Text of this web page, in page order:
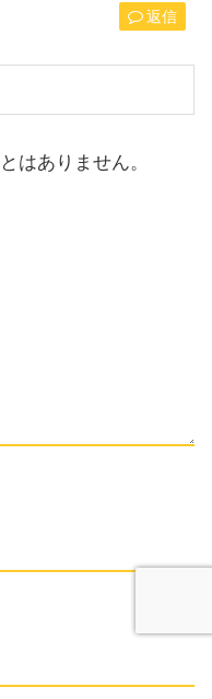
返信
はありません。